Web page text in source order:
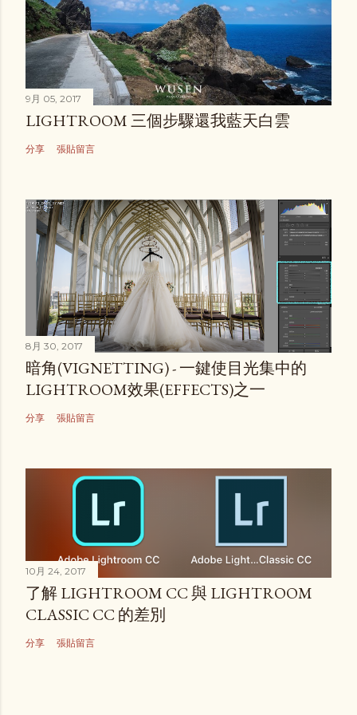
9月 05, 2017
LIGHTROOM 三個步驟還我藍天白雲
分享 張貼留言
8月 30, 2017
暗角(VIGNETTING) - 一鍵使目光集中的
LIGHTROOM效果(EFFECTS)之一
分享 張貼留言
10月 24, 2017
了解 LIGHTROOM CC 與 LIGHTROOM
CLASSIC CC 的差別
分享 張貼留言